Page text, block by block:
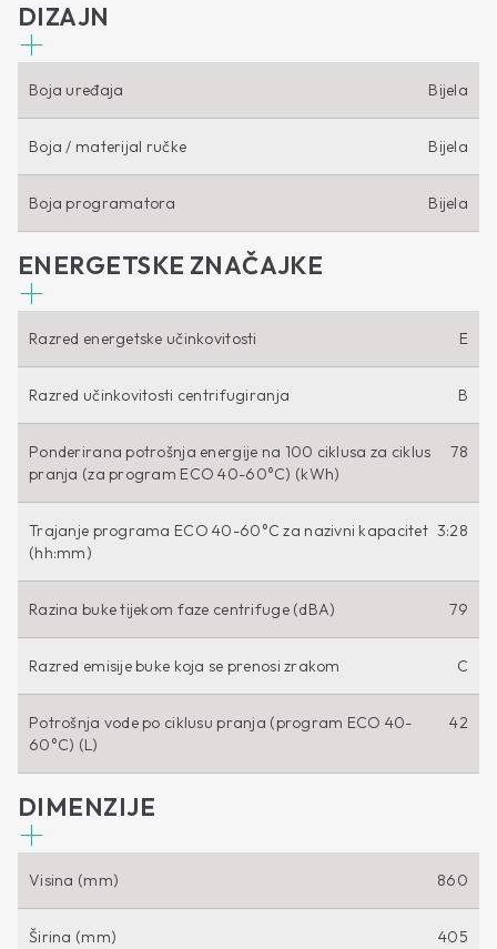
DIZAJN
Boja uređaja Bijela
Boja / materijal ručke Bijela
Boja programatora Bijela
ENERGETSKE ZNAČAJKE
Razred energetske učinkovitosti E
Razred učinkovitosti centrifugiranja B
Ponderirana potrošnja energije na 100 ciklusa za ciklus
pranja (za program ECO 40-60°C) (kWh)
78
Trajanje programa ECO 40-60°C za nazivni kapacitet
(hh:mm)
3:28
Razina buke tijekom faze centrifuge (dBA) 79
Razred emisije buke koja se prenosi zrakom C
Potrošnja vode po ciklusu pranja (program ECO 40-
60°C) (L)
42
DIMENZIJE
Visina (mm) 860
Širina (mm) 405